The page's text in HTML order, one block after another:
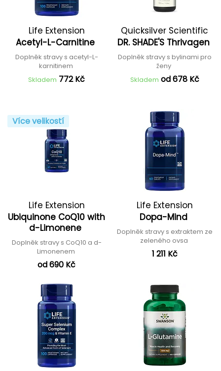
Life Extension
Acetyl-L-Carnitine
Doplněk stravy s acetyl-L-
karnitinem
Skladem 772 Kč
Quicksilver Scientific
DR. SHADE'S Thrivagen
Doplněk stravy s bylinami pro
ženy
Skladem od 678 Kč
Více velikostí
Life Extension
Ubiquinone CoQ10 with
d-Limonene
Doplněk stravy s CoQ10 a d-
Limonenem
od 690 Kč
Life Extension
Dopa-Mind
Doplněk stravy s extraktem ze
zeleného ovsa
1 211 Kč